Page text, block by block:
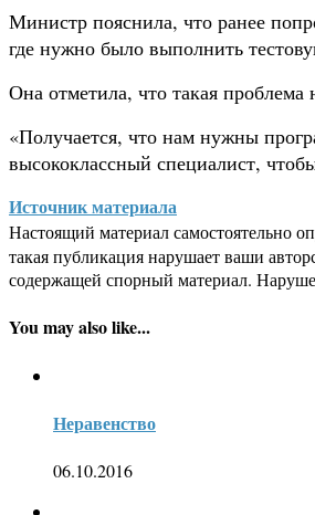
Министр пояснила, что ранее
где нужно было выполнить
Она отметила, что такая проблема
«Получается, что нам нужны
высококлассный специалист,
Источник материала
Настоящий материал самостоятельно
такая публикация нарушает ваши
содержащей спорный материал.
You may also like...
Неравенство
06.10.2016